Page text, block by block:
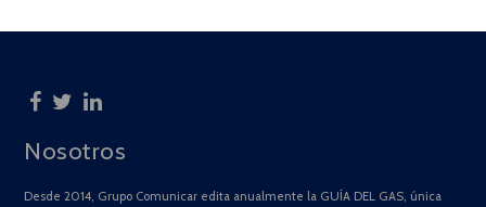
Nosotros
Desde 2014, Grupo Comunicar edita anualmente la GUÍA DEL GAS, única